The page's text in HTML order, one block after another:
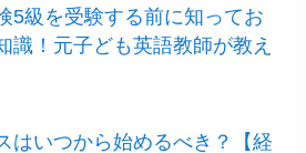
5級を受験する前に知ってお
識！元子ども英語教師が教え
はいつから始めるべき？【経